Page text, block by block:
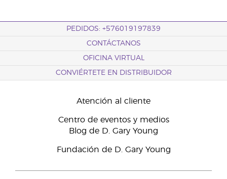
PEDIDOS: +576019197839
CONTÁCTANOS
OFICINA VIRTUAL
CONVIÉRTETE EN DISTRIBUIDOR
Atención al cliente
Centro de eventos y medios
Blog de D. Gary Young
Fundación de D. Gary Young